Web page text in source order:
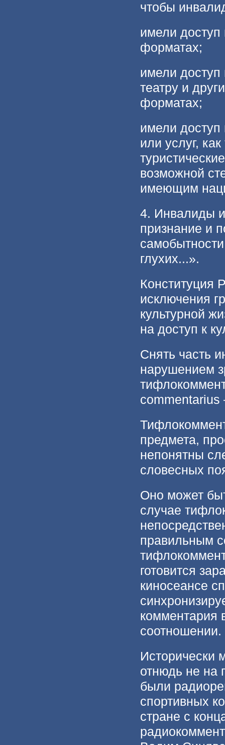
чтобы
имели доступ
форматах;
имели
театру и
форматах;
имели доступ
или услуг,
возможной
имеющим
4. Инвалиды
признание и
глухих...».
Конституция
исключения
культурной
на доступ к
Снять часть
нарушением
commentarius
предмета,
непонятны
словесных
Оно может
случае
правильным
готовится
киносеансе
комментария
соотношении.
Исторически
отнюдь не на
были
спортивных
стране с